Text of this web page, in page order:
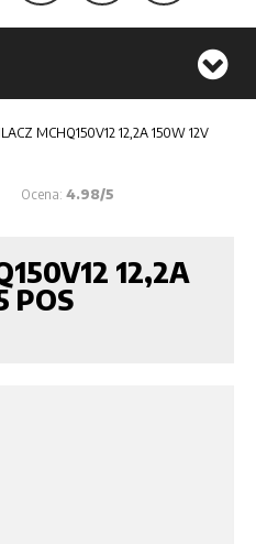
MCHQ150V12 12,2A 150W 12V
Ocena: 4.98/5
12,2A
POS